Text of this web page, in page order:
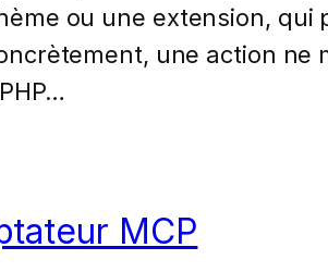
ou une extension, qui
une action ne
MCP